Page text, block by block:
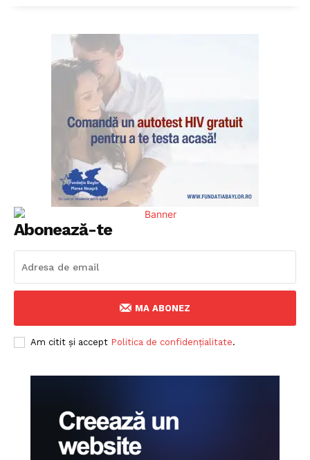
Abonează-te
MA ABONEZ
Am citit și accept Politica de confidențialitate.